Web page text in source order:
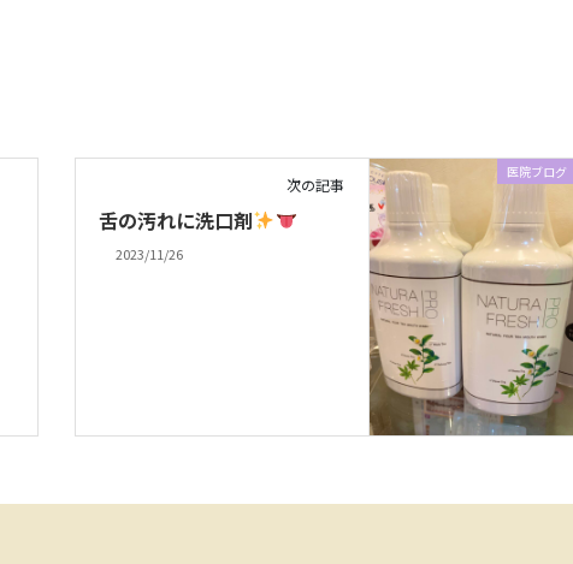
医院ブログ
次の記事
舌の汚れに洗口剤
2023/11/26